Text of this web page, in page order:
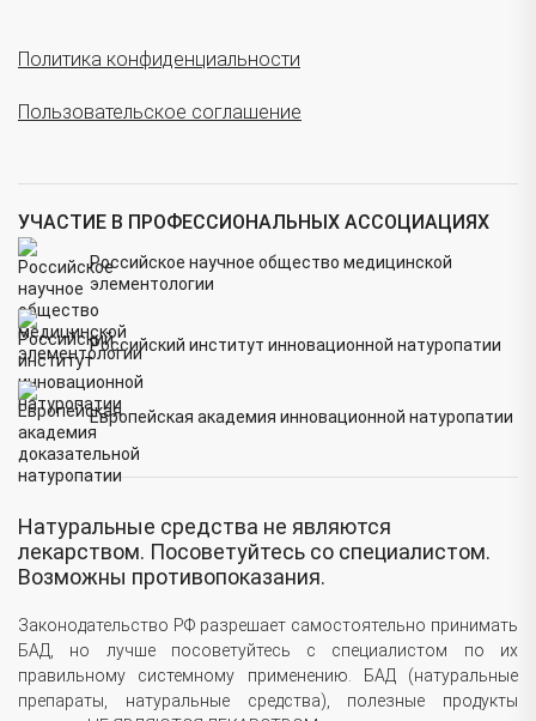
Политика конфиденциальности
Пользовательское соглашение
УЧАСТИЕ В ПРОФЕССИОНАЛЬНЫХ АССОЦИАЦИЯХ
Российское научное общество медицинской
элементологии
Российский институт инновационной натуропатии
Европейская академия инновационной натуропатии
Натуральные средства не являются
лекарством. Посоветуйтесь со специалистом.
Возможны противопоказания.
Законодательство РФ разрешает самостоятельно принимать
БАД, но лучше посоветуйтесь с специалистом по их
правильному системному применению. БАД (натуральные
препараты, натуральные средства), полезные продукты